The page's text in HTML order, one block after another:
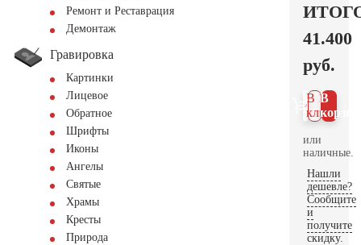
Ремонт и Реставрация
Демонтаж
Гравировка
Картинки
Лицевое
Обратное
Шрифты
Иконы
Ангелы
Святые
Храмы
Кресты
Природа
41.400
руб.
В
В 1
клик
или
наличные.
Нашли
дешевле?
Сообщите
и
получите
скидку.